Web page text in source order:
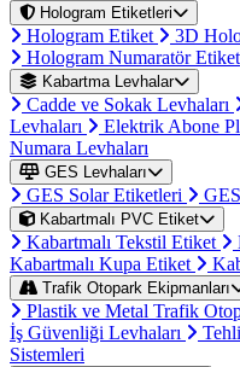
Hologram Etiketleri
Hologram Etiket 3D
Hologram Numaratör Etiket
Kabartma Levhalar
Cadde ve Sokak Levhaları
Levhaları
Elektrik Abone
Numara Levhaları
GES Levhaları
GES Solar Etiketleri
Kabartmalı PVC Etiket
Kabartmalı Tekstil Etiket
Kabartmalı Kupa Etiket
Trafik Otopark Ekipmanları
Plastik ve Metal Trafik
İş Güvenliği Levhaları
Sistemleri